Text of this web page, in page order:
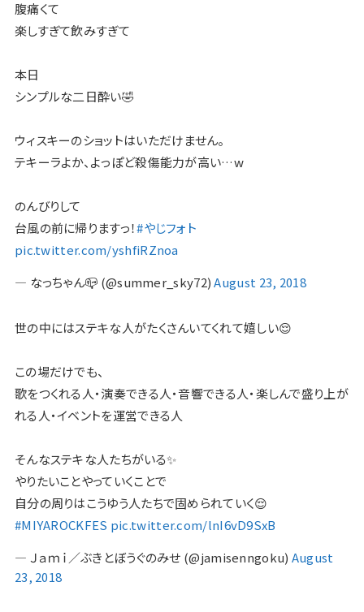
腹痛くて
楽しすぎて飲みすぎて
本日
シンプルな二日酔い🤣
ウィスキーのショットはいただけません。
テキーラよか、よっぽど殺傷能力が高い…w
のんびりして
台風の前に帰りますっ！#やじフォト
pic.twitter.com/yshfiRZnoa
— なっちゃん📪 (@summer_sky72)August 23, 2018
世の中にはステキな人がたくさんいてくれて嬉しい😌
この場だけでも、
歌をつくれる人・演奏できる人・音響できる人・楽しんで盛り上が
れる人・イベントを運営できる人
そんなステキな人たちがいる✨
やりたいことやっていくことで
自分の周りはこうゆう人たちで固められていく😌
#MIYAROCKFES pic.twitter.com/lnI6vD9SxB
— Ｊａｍｉ／ぶきとぼうぐのみせ (@jamisenngoku) August
23, 2018